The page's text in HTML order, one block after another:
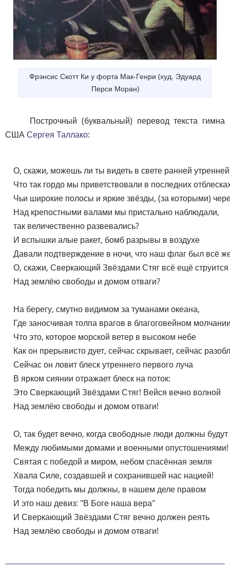
Фрэнсис Скотт Ки у форта Мак-Генри (худ. Эдуард
Перси Моран)
Построчный (буквальный) перевод текста гимна
СШАСергея Таллако:
О, скажи, можешь ли ты видеть в свете ранней утренней
Что так гордо мы приветствовали в последних
Чьи широкие полосы и яркие звёзды, (за которыми)
    Над крепостными валами мы пристально наблюдали,
    так величественно развевались?
    И вспышки алые ракет, бомб разрывы в воздухе
Давали подтверждение в ночи, что наш флаг был всё
    О, скажи, Сверкающий Звёздами Стяг всё ещё струится
    Над землёю свободы и домом отваги?
    На берегу, смутно видимом за туманами океана,
Где заносчивая толпа врагов в благоговейном
    Что это, которое морской ветер в высоком небе
Как он прерывисто дует, сейчас скрывает, сейчас
    Сейчас он ловит блеск утреннего первого луча
    В ярком сиянии отражает блеск на поток:
    Это Сверкающий Звёздами Стяг! Вейся вечно волной
    Над землёю свободы и домом отваги!
О, так будет вечно, когда свободные люди должны будут
    Между любимыми домами и военными опустошениями!
    Святая с победой и миром, небом спасённая земля
    Хвала Силе, создавшей и сохранившей нас нацией!
    Тогда победить мы должны, в нашем деле правом
    И это наш девиз: "В Боге наша вера"
    И Сверкающий Звёздами Стяг вечно должен реять
    Над землёю свободы и домом отваги!